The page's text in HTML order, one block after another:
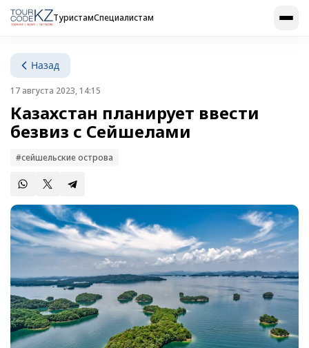
ТуристамСпециалистам
Назад
17 августа 2023, 14:15
Казахстан планирует ввести
безвиз с Сейшелами
#сейшельские острова